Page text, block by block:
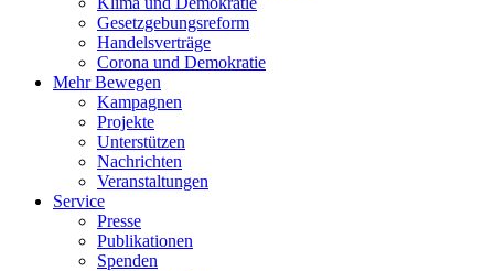
Gesetzgebungsreform
Handelsverträge
Corona und Demokratie
Mehr Bewegen
Kampagnen
Projekte
Unterstützen
Nachrichten
Veranstaltungen
Service
Presse
Publikationen
Spenden